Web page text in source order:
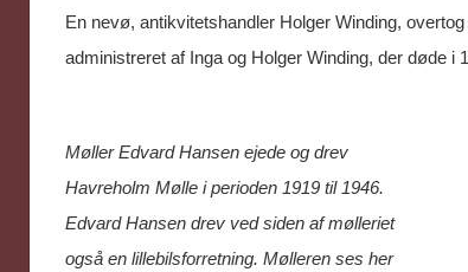
En nevø, antikvitetshandler Holger Winding,
administreret af Inga og Holger Winding, der døde
Møller Edvard Hansen ejede og drev
Havreholm Mølle i perioden 1919 til 1946.
Edvard Hansen drev ved siden af mølleriet
også en lillebilsforretning. Mølleren ses her